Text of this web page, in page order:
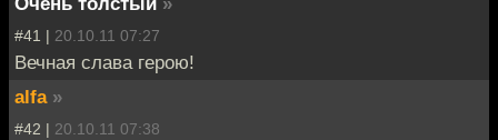
#41 | 20.10.11 07:27
Вечная слава герою!
alfa »
#42 | 20.10.11 07:38